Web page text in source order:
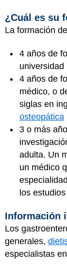
¿Cuál es su
La formación
4 años de
universidad
4 años de
médico, o
siglas en
osteopática
3 o más
adulta. Un
un médico
los
Información
Los
generales,
especialistas